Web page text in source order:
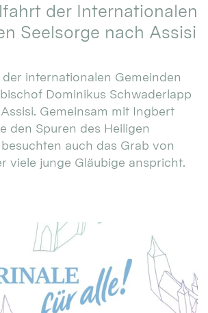
der Internationalen
Seelsorge nach Assisi
internationalen Gemeinden
Dominikus Schwaderlapp
Gemeinsam mit Ingbert
den Spuren des Heiligen
auch das Grab von
viele junge Gläubige anspricht.